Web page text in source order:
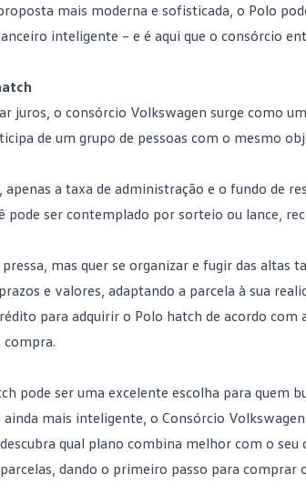
mais moderna e sofisticada, o Polo
inteligente – e é aqui que o consórcio
juros, o consórcio Volkswagen surge como
de um grupo de pessoas com o mesmo
apenas a taxa de administração e o fundo de
ser contemplado por sorteio ou lance,
mas quer se organizar e fugir das altas
e valores, adaptando a parcela à sua
para adquirir o Polo hatch de acordo com
pode ser uma excelente escolha para quem
ainda mais inteligente, o Consórcio Volkswagen
qual plano combina melhor com o
dando o primeiro passo para comprar